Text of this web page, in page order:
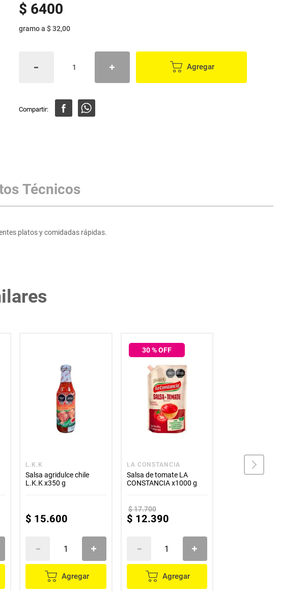
$ 6400
gramoa $ 32,00
Agregar
Técnicos
platos y comidadas rápidas.
L.K.K
Salsa agridulce chile
L.K.K x350 g
$ 15.600
Agregar
30% OFF
LA CONSTANCIA
Salsa de tomate LA
CONSTANCIA x1000 g
$17.700
$ 12.390
Agregar
Salsa para carne DELIKA